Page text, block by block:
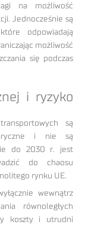
na możliwość
Jednocześnie są
odpowiadają
możliwość
się podczas
i ryzyko
są
i nie są
do 2030 r. jest
do chaosu
rynku UE.
wewnątrz
równoległych
koszty i utrudni